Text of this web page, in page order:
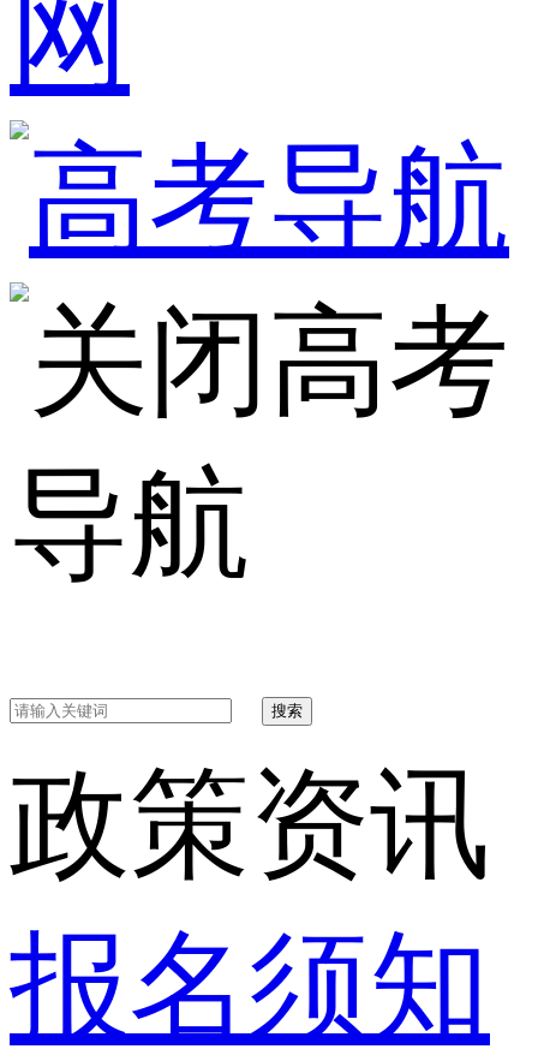
网
高考
导航
搜索
政策资讯
报名须知